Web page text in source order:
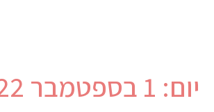
יום: 1 בספטמבר 2022